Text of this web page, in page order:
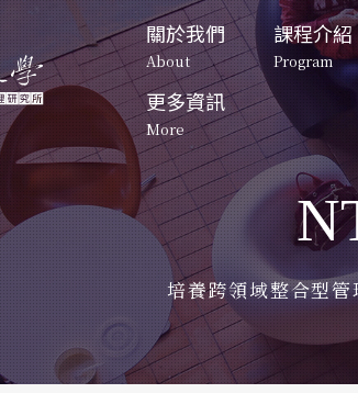
關於我們
About
起源
Origin
發展方向
Development
未來展望
Future Prospect
課程介紹
Program
碩士班
Master's
博士班-一般
Doctoral
博士班-產業
Doctoral
特色課程
更多資訊
More
資訊公告
News
活動照片
Event Photos
清大校園地圖
NTHU Map
博士班-一般組
Doctoral
Program
Curriculum
博班學生
Students
招生訊息
Admission
碩士班招生
Master's
Program
Admissions
課程規劃
Curriculum
Planning
修業規定
Graduation Rules
培養跨領域整合型